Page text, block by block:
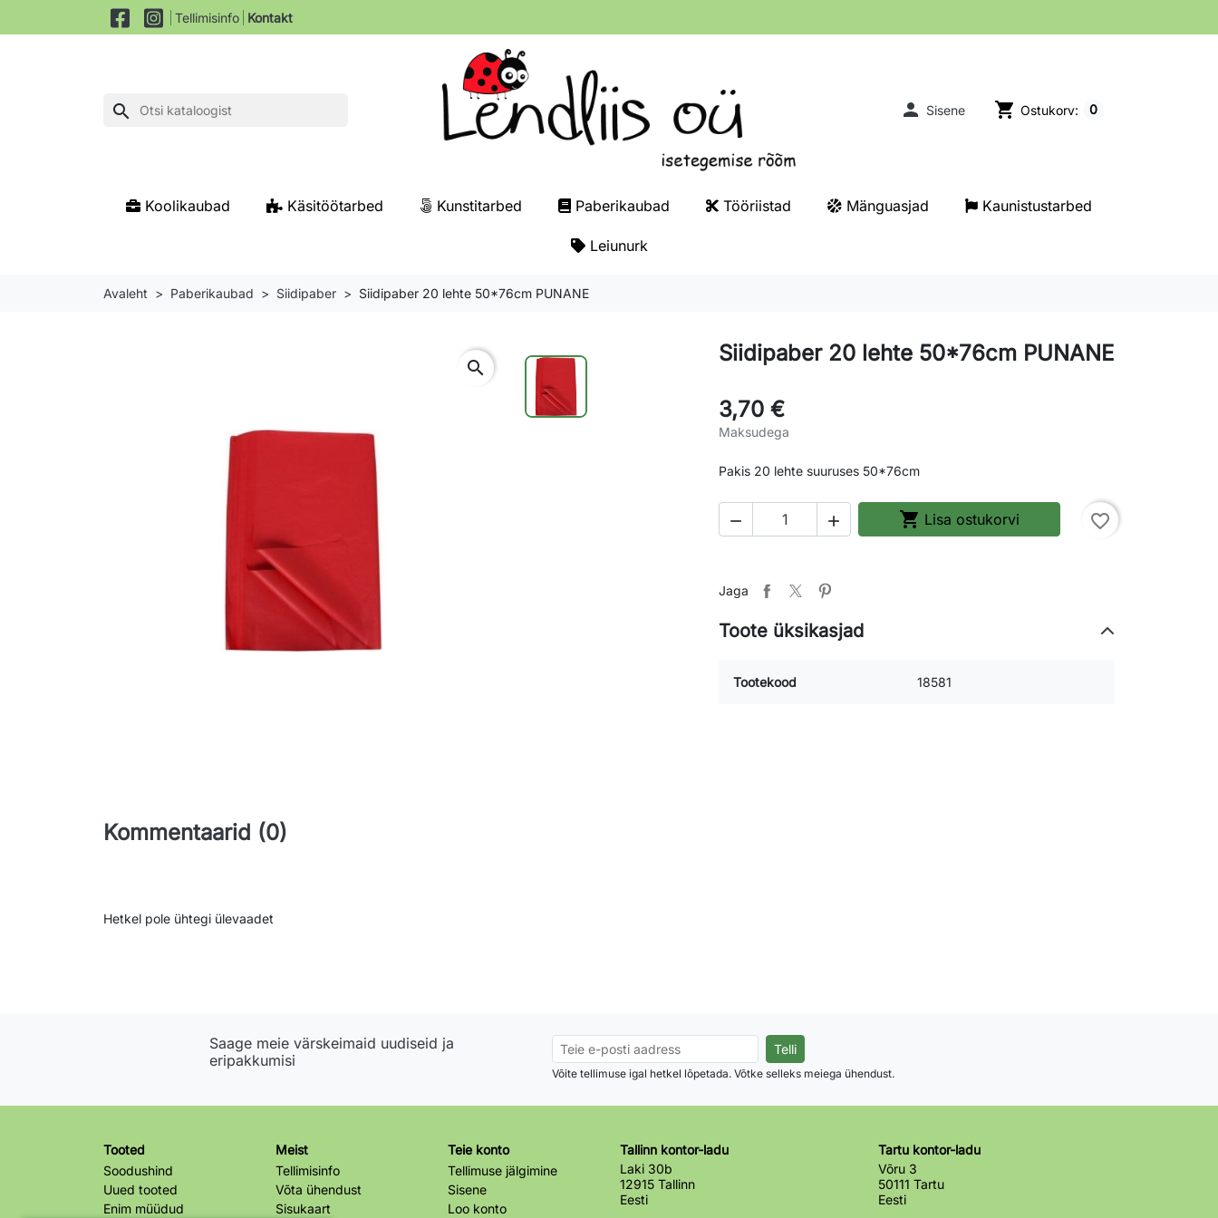
Tellimisinfo Kontakt
search  Sisene shopping_cart Ostukorv: 0
Koolikaubad Käsitöötarbed Kunstitarbed Paberikaubad Tööriistad Mänguasjad Kaunistustarbed
Leiunurk
Avaleht Paberikaubad Siidipaber Siidipaber 20 lehte 50*76cm PUNANE
search
Siidipaber 20 lehte 50*76cm PUNANE
3,70 €
Maksudega
Pakis 20 lehte suuruses 50*76cm
   Lisa ostukorvi favorite_border
Jaga
Toote üksikasjad
Tootekood 18581
Kommentaarid (0)
Hetkel pole ühtegi ülevaadet
Saage meie värskeimaid uudiseid ja
eripakkumisi
Võite tellimuse igal hetkel lõpetada. Võtke selleks meiega ühendust.
Tooted
Soodushind
Uued tooted
Enim müüdud
Meist
Tellimisinfo
Võta ühendust
Sisukaart
Teie konto
Tellimuse jälgimine
Sisene
Loo konto
Tallinn kontor-ladu
Laki 30b
12915 Tallinn
Eesti
Tartu kontor-ladu
Võru 3
50111 Tartu
Eesti